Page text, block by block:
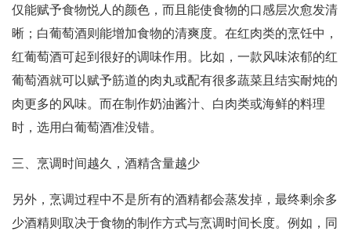
仅能赋予食物悦人的颜色，而且能使食物的口感层次愈发清
晰；白葡萄酒则能增加食物的清爽度。在红肉类的烹饪中，
红葡萄酒可起到很好的调味作用。比如，一款风味浓郁的红
葡萄酒就可以赋予筋道的肉丸或配有很多蔬菜且结实耐炖的
肉更多的风味。而在制作奶油酱汁、白肉类或海鲜的料理
时，选用白葡萄酒准没错。
三、烹调时间越久，酒精含量越少
另外，烹调过程中不是所有的酒精都会蒸发掉，最终剩余多
少酒精则取决于食物的制作方式与烹调时间长度。例如，同